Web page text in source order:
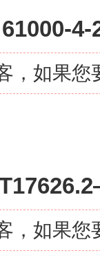
4-
，如果您
，如果您